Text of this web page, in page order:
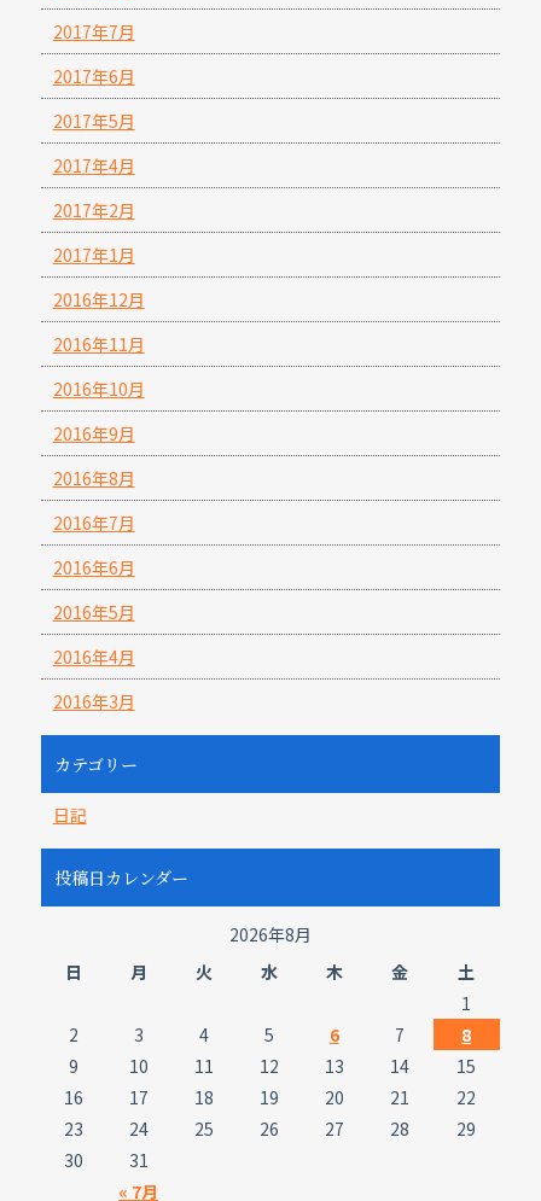
2017年7月
2017年6月
2017年5月
2017年4月
2017年2月
2017年1月
2016年12月
2016年11月
2016年10月
2016年9月
2016年8月
2016年7月
2016年6月
2016年5月
2016年4月
2016年3月
カテゴリー
日記
投稿日カレンダー
2026年8月
日
月 火 水 木 金 土
« 7月
1
2
3 4 5 6 7
8
9
10 11 12 13 14
15
16
17 18 19 20 21
22
23
24 25 26 27 28
29
30
31